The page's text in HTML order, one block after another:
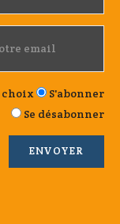
choix
S'abonner
Se désabonner